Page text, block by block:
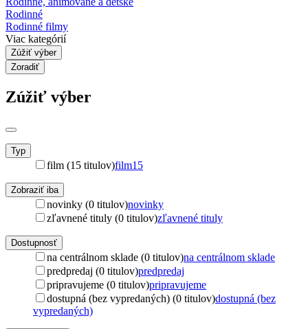
Rodinné
Rodinné filmy
Viac kategórií
Zúžiť výber
Zoradiť
Zúžiť výber
Typ
film (15 titulov)film15
Zobraziť iba
novinky (0 titulov)novinky
zľavnené tituly (0 titulov)zľavnené tituly
Dostupnosť
na centrálnom sklade (0 titulov)na centrálnom sklade
predpredaj (0 titulov)predpredaj
pripravujeme (0 titulov)pripravujeme
dostupná (bez vypredaných) (0 titulov)dostupná (bez
vypredaných)